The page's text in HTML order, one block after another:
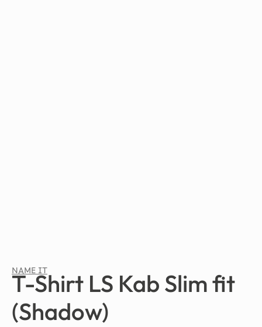
NAME IT
T-Shirt LS Kab Slim fit
(Shadow)